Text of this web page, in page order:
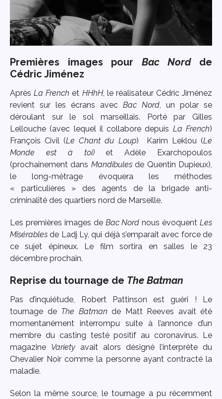
Premières images pour Bac Nord de
Cédric Jiménez
AprèsLa Frenchet HHhH, le réalisateur Cédric Jiménez
revient sur les écrans avec Bac Nord, un polar se
déroulant sur le sol marseillais. Porté par Gilles
Lellouche (avec lequel il collabore depuis La French)
François Civil (Le Chant du Loup) Karim Leklou (Le
Monde est à toi)et Adèle Exarchopoulos
(prochainement dans Mandibulesde Quentin Dupieux),
le long-métrage évoquera les méthodes
« particulières » des agents de la brigade anti-
criminalité des quartiers nord de Marseille.
Les premières images de Bac Nordnous évoquent Les
Misérablesde Ladj Ly, qui déjà s’emparait avec force de
ce sujet épineux. Le film sortira en salles le 23
décembre prochain.
Reprise du tournage de The Batman
Pas d’inquiétude, Robert Pattinson est guéri ! Le
tournage de The Batman de Matt Reeves avait été
momentanément interrompu suite à l’annonce d’un
membre du casting testé positif au coronavirus. Le
magazine Variety avait alors désigné l’interprète du
Chevalier Noir comme la personne ayant contracté la
maladie.
Selon la même source, le tournage a pu récemment